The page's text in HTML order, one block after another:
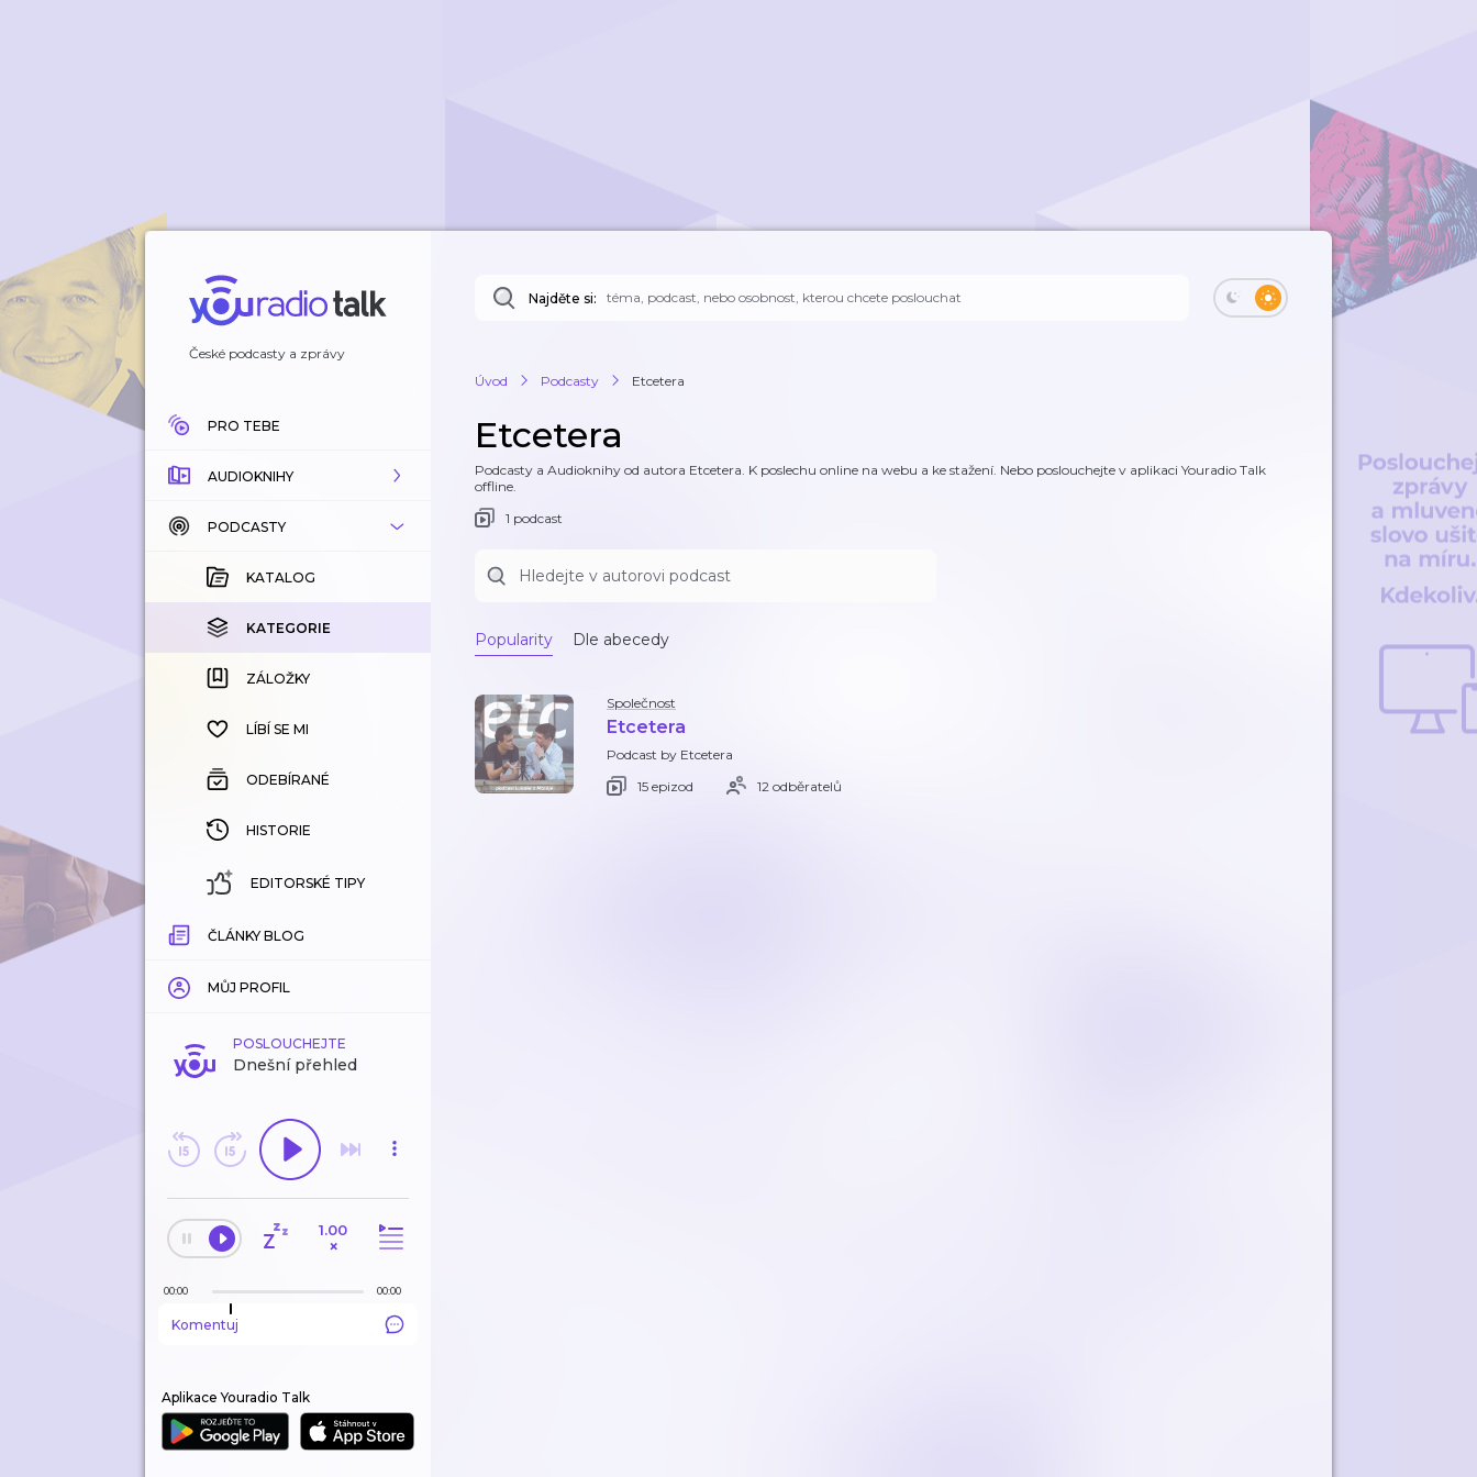
České podcasty a zprávy
PRO TEBE
AUDIOKNIHY
KATALOG
KOUPENÉ
KATEGORIE
ZÁLOŽKY
HISTORIE
PODCASTY
KATALOG
KATEGORIE
ZÁLOŽKY
LÍBÍ SE MI
ODEBÍRANÉ
HISTORIE
EDITORSKÉ TIPY
ČLÁNKY BLOG
MŮJ PROFIL
POSLOUCHEJTE
Dnešní přehled
1.00
×
00:00 00:00
Komentuj
Aplikace Youradio Talk
Najděte si:
Úvod Podcasty Etcetera
Etcetera
Podcasty a Audioknihy od autora Etcetera. K poslechu online na webu a ke stažení. Nebo poslouchejte v aplikaci Youradio Talk
offline.
1 podcast
Popularity Dle abecedy
Společnost
Etcetera
Podcast by Etcetera
15 epizod
12 odběratelů